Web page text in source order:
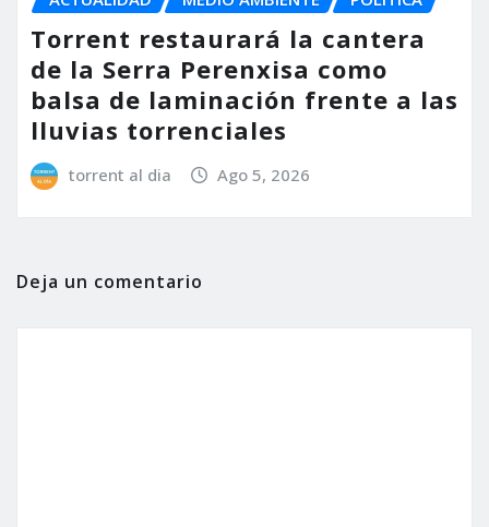
Torrent restaurará la cantera
de la Serra Perenxisa como
balsa de laminación frente a las
lluvias torrenciales
torrent al dia Ago 5, 2026
Deja un comentario